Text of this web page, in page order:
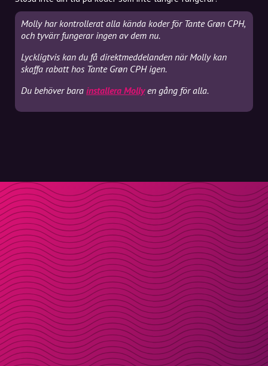
Molly har kontrollerat alla kända koder för Tante Grøn CPH,
och tyvärr fungerar ingen av dem nu.
Lyckligtvis kan du få direktmeddelanden när Molly kan
skaffa rabatt hos Tante Grøn CPH igen.
Du behöver bara installera Mollyen gång för alla.